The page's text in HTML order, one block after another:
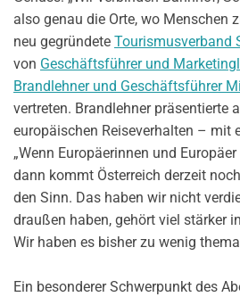
also genau die Orte, wo Menschen
neu gegründete Tourismusverband
von Geschäftsführer und
Brandlehner und Geschäftsführer
vertreten. Brandlehner präsentierte
europäischen Reiseverhalten – mit
„Wenn Europäerinnen und
dann kommt Österreich derzeit
den Sinn. Das haben wir nicht
draußen haben, gehört viel stärker
Wir haben es bisher zu wenig
Ein besonderer Schwerpunkt des